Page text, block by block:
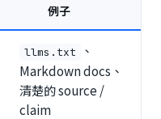
例子
llms.txt
、
Markdown docs、
清楚的 source /
claim